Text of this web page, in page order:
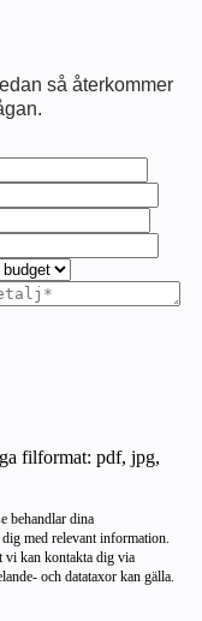
så återkommer
filformat: pdf, jpg,
behandlar dina
med relevant information.
vi kan kontakta dig via
och datataxor kan gälla.